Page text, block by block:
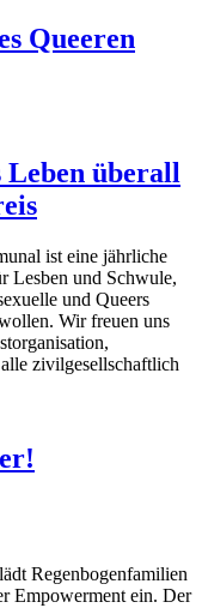
Queeren
Leben überall
ist eine jährliche
Lesben und Schwule,
und Queers
Wir freuen uns
zivilgesellschaftlich
Regenbogenfamilien
Empowerment ein. Der